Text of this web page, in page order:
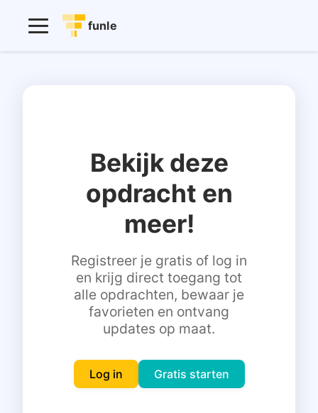
funle
Inloggen
Gratis starten
Bekijk deze
opdracht en
meer!
Registreer je gratis of log in
en krijg direct toegang tot
alle opdrachten, bewaar je
favorieten en ontvang
updates op maat.
Log in Gratis starten